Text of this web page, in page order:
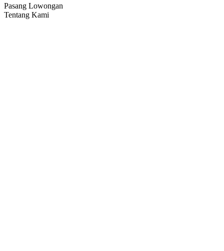
Pasang Lowongan
Tentang Kami